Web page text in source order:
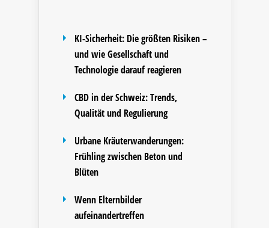
KI-Sicherheit: Die größten Risiken –
und wie Gesellschaft und
Technologie darauf reagieren
CBD in der Schweiz: Trends,
Qualität und Regulierung
Urbane Kräuterwanderungen:
Frühling zwischen Beton und
Blüten
Wenn Elternbilder
aufeinandertreffen